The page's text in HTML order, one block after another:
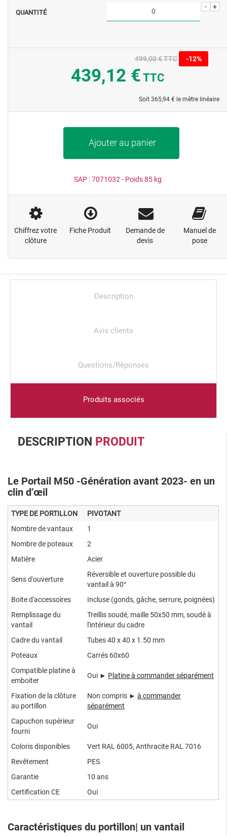
QUANTITÉ
+
-
439,12 € TTC
499,00 €TTC -12%
Soit 365,94 € le mètre linéaire
Ajouter au panier
SAP :7071032 - Poids85kg
Chiffrez votre
clôture
Fiche Produit
Demande de
devis
Manuel de
pose
Description
Avis clients
Questions/Réponses
Produits associés
DESCRIPTION PRODUIT
Le Portail M50 -Génération avant 2023- en un
clin d’œil
TYPE DE PORTILLON
PIVOTANT
Nombre de vantaux
1
Nombre de poteaux
2
Matière
Acier
Sens d'ouverture
Réversible et ouverture possible du
vantail à 90°
Boite d'accessoires
Incluse (gonds, gâche, serrure, poignées)
Remplissage du
vantail
Treillis soudé, maille 50x50 mm, soudé à
l'intérieur du cadre
Cadre du vantail
Tubes 40 x 40 x 1.50 mm
Poteaux
Carrés 60x60
Compatible platine à
emboiter
Oui ► Platine à commander séparément
Fixation de la clôture
au portillon
Non compris ► à commander
séparément
Capuchon supérieur
fourni
Oui
Coloris disponibles
Vert RAL 6005, Anthracite RAL 7016
Revêtement
PES
Garantie
10 ans
Certification CE
Oui
Caractéristiques du portillon| un vantail